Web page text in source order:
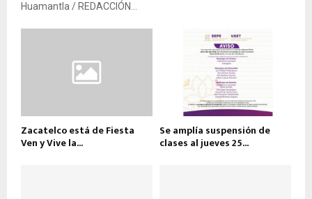
Huamantla / REDACCIÓN...
Zacatelco está de Fiesta
Ven y Vive la...
Se amplía suspensión de
clases al jueves 25...